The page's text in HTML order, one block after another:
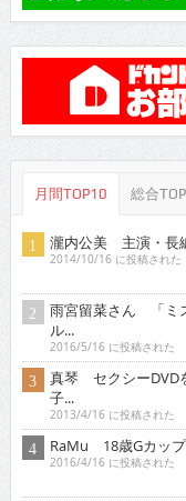
月間TOP10 総合
瀧内公美 主演・長
2014/10/16 に投稿された
雨宮留菜さん 「ミ
ル...
2016/5/16 に投稿された
真琴 セクシーDVD
子...
2013/4/16 に投稿された
RaMu 18歳Gカッ
2016/4/16 に投稿された